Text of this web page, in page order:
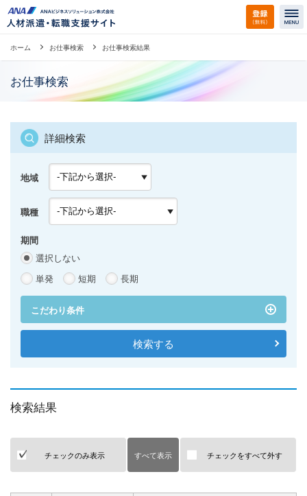
ホーム お仕事検索 お仕事検索結果
お仕事検索
詳細検索
地域
職種
期間
選択しない
単発
短期 長期
こだわり条件
検索結果
チェックのみ表示 すべて表示 チェックをすべて外す